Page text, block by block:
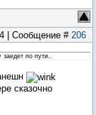
| Сообщение #206
по пути..
сказочно